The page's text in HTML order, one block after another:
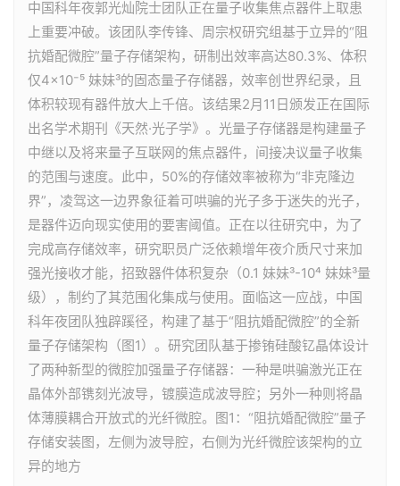
中国科年夜郭光灿院士团队正在量子收集焦点器件上取患
上重要冲破。该团队李传锋、周宗权研究组基于立异的“阻
抗婚配微腔”量子存储架构，研制出效率高达80.3%、体积
仅4×10⁻⁵ 妹妹³的固态量子存储器，效率创世界纪录，且
体积较现有器件放大上千倍。该结果2月11日颁发正在国际
出名学术期刊《天然·光子学》。光量子存储器是构建量子
中继以及将来量子互联网的焦点器件，间接决议量子收集
的范围与速度。此中，50%的存储效率被称为“非克隆边
界”，凌驾这一边界象征着可哄骗的光子多于迷失的光子，
是器件迈向现实使用的要害阈值。正在以往研究中，为了
完成高存储效率，研究职员广泛依赖增年夜介质尺寸来加
强光接收才能，招致器件体积复杂（0.1 妹妹³-10⁴ 妹妹³量
级），制约了其范围化集成与使用。面临这一应战，中国
科年夜团队独辟蹊径，构建了基于“阻抗婚配微腔”的全新
量子存储架构（图1）。研究团队基于掺铕硅酸钇晶体设计
了两种新型的微腔加强量子存储器：一种是哄骗激光正在
晶体外部镌刻光波导，镀膜造成波导腔；另外一种则将晶
体薄膜耦合开放式的光纤微腔。图1：“阻抗婚配微腔”量子
存储安装图，左侧为波导腔，右侧为光纤微腔该架构的立
异的地方